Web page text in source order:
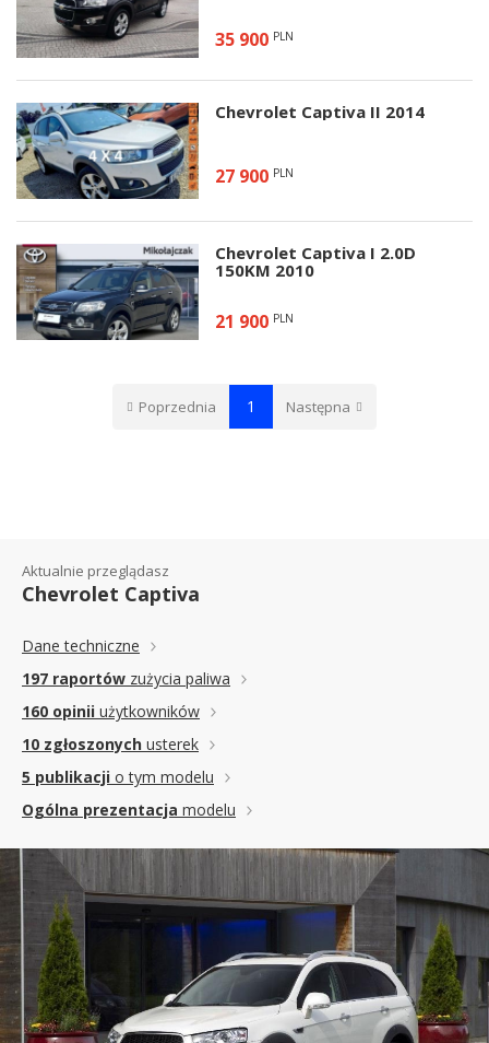
35 900 PLN
Chevrolet Captiva II 2014
27 900 PLN
Chevrolet Captiva I 2.0D
150KM 2010
21 900 PLN
Poprzednia 1 Następna
Aktualnie przeglądasz
Chevrolet Captiva
Dane techniczne
197 raportów zużycia paliwa
160 opinii użytkowników
10 zgłoszonych usterek
5 publikacji o tym modelu
Ogólna prezentacja modelu